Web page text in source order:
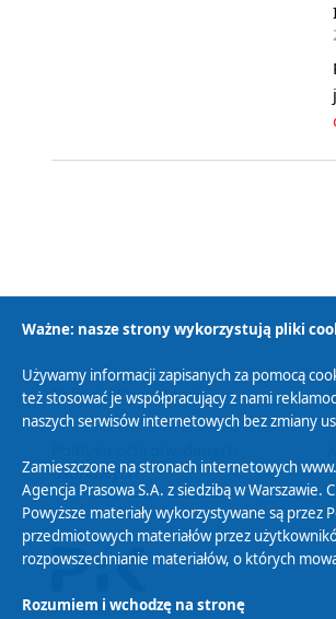
Polityka Prywatności
osobowych
Ważne: nasze strony wykorzystują pliki
Używamy informacji zapisanych za pomocą
też stosować je współpracujący z nami
naszych serwisów internetowych bez zmiany
Zamieszczone na stronach internetowych
Agencja Prasowa S.A. z siedzibą w
Powyższe materiały wykorzystywane są przez
przedmiotowych materiałów przez
rozpowszechnianie materiałów, o których
Rozumiem i wchodzę na stronę